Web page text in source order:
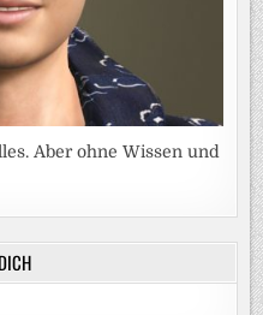
Aber ohne Wissen und